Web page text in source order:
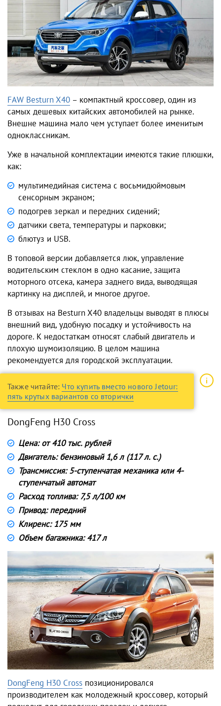
FAW Besturn X40 – компактный кроссовер, один из
самых дешевых китайских автомобилей на рынке.
Внешне машина мало чем уступает более именитым
одноклассникам.
Уже в начальной комплектации имеются такие плюшки,
как:
мультимедийная система с восьмидюймовым
сенсорным экраном;
подогрев зеркал и передних сидений;
датчики света, температуры и парковки;
блютуз и USB.
В топовой версии добавляется люк, управление
водительским стеклом в одно касание, защита
моторного отсека, камера заднего вида, выводящая
картинку на дисплей, и многое другое.
В отзывах на Besturn X40 владельцы выводят в плюсы
внешний вид, удобную посадку и устойчивость на
дороге. К недостаткам относят слабый двигатель и
плохую шумоизоляцию. В целом машина
рекомендуется для городской эксплуатации.
Также читайте: Что купить вместо нового Jetour:
пять крутых вариантов со вторички
DongFeng H30 Cross
Цена: от 410 тыс. рублей
Двигатель: бензиновый 1,6 л (117 л. с.)
Трансмиссия: 5-ступенчатая механика или 4-
ступенчатый автомат
Расход топлива: 7,5 л/100 км
Привод: передний
Клиренс: 175 мм
Объем багажника: 417 л
DongFeng H30 Cross позиционировался
производителем как молодежный кроссовер, который